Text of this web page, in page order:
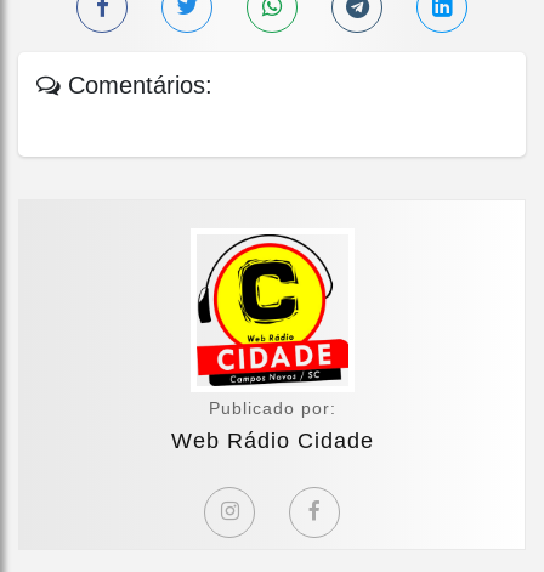
Comentários:
Publicado por:
Web Rádio Cidade